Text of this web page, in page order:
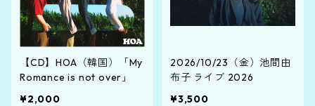
【CD】HOA（韓国）「My
Romance is not over」
¥2,000
2026/10/23（金）池間由
布子 ライブ 2026
¥3,500